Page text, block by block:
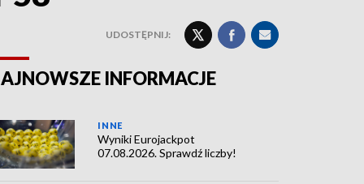
UDOSTĘPNIJ:
INFORMACJE
INNE
Wyniki Eurojackpot
07.08.2026. Sprawdź liczby!